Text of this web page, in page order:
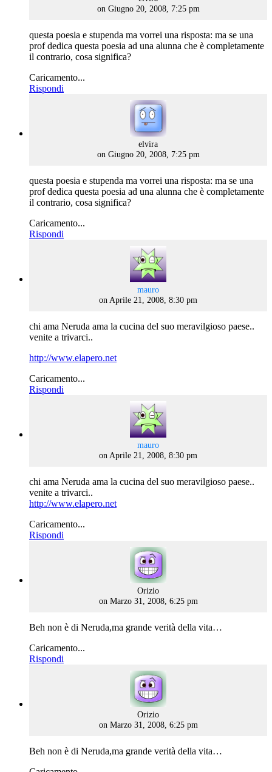
on Giugno 20, 2008, 7:25 pm
questa poesia e stupenda ma vorrei una risposta: ma se una
prof dedica questa poesia ad una alunna che è completamente
il contrario, cosa significa?
Caricamento...
Rispondi
elvirasays:
on Giugno 20, 2008, 7:25 pm
questa poesia e stupenda ma vorrei una risposta: ma se una
prof dedica questa poesia ad una alunna che è completamente
il contrario, cosa significa?
Caricamento...
Rispondi
maurosays:
on Aprile 21, 2008, 8:30 pm
chi ama Neruda ama la cucina del suo meravilgioso paese..
venite a trivarci..
http://www.elapero.net
Caricamento...
Rispondi
maurosays:
on Aprile 21, 2008, 8:30 pm
chi ama Neruda ama la cucina del suo meravilgioso paese..
venite a trivarci..
http://www.elapero.net
Caricamento...
Rispondi
Oriziosays:
on Marzo 31, 2008, 6:25 pm
Beh non è di Neruda,ma grande verità della vita…
Caricamento...
Rispondi
Oriziosays:
on Marzo 31, 2008, 6:25 pm
Beh non è di Neruda,ma grande verità della vita…